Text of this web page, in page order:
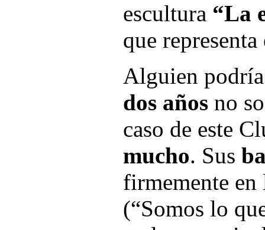
escultura “La
que
Alguien
dos años no
caso de este
mucho. Sus
firmemente
(“Somos lo